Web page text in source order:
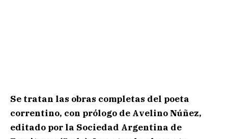
Se tratan las obras completas del poeta
correntino, con prólogo de Avelino Núñez,
editado por la Sociedad Argentina de